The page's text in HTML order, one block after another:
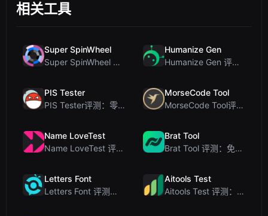
相关工具
Super SpinWheel
Super SpinWheel 评测：隐私优先的免费转盘随机选择工具
Humanize Gen
Humanize Gen 评测：深入探讨这款免费的 AI 人性化工具
PIS Tester
PIS Tester评测：零AI的友谊测试，揭露假朋友
MorseCode Tool
MorseCode Tool评测：带音频和灯光的免费在线文本转摩斯密码转换器
Name LoveTest
Name LoveTest 评测：一款优先保护隐私的爱情计算器，支持生成可分享图片
Brat Tool
Brat Tool 评测：免费在线 Charli XCX 风格 Brat 文字生成器
Letters Font
Letters Font 评测：免费 Unicode 字体生成器，适用于 Instagram 及更多...
Aitools Test
Aitools Test 评测：免费的基于浏览器的 AI 检测器、Token 计数器及成本估算器